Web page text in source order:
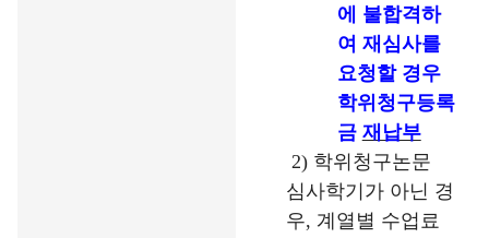
에 불합격하
여 재심사를
요청할 경우
학위청구등록
금 재납부
2) 학위청구논문
심사학기가 아닌 경
우, 계열별 수업료